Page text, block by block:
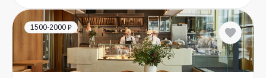
1500-2000 ₽